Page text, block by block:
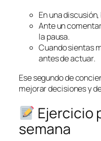
En una
Ante un
la pausa.
Cuando sientas
antes de actuar.
Ese segundo de
mejorar decisiones y
Ejercicio
semana